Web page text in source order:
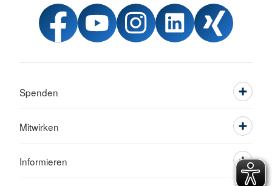
Spenden
Mitwirken
Informieren